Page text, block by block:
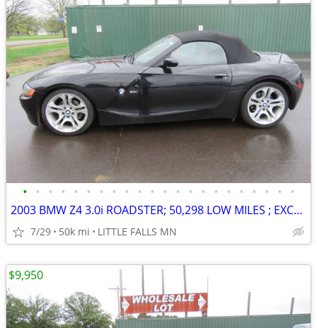
• • • • • • • • • • • • • • • • • • • • • •
2003 BMW Z4 3.0i ROADSTER; 50,298 LOW MILES ; EXCELENT CONDITION ! OBO
7/29 50k mi LITTLE FALLS MN
$9,950